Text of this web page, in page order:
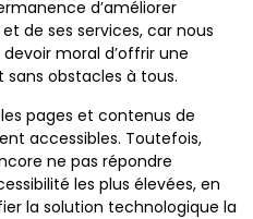
d’améliorer
de ses services, car nous
moral d’offrir une
obstacles à tous.
pages et contenus de
accessibles. Toutefois,
ne pas répondre
les plus élevées, en
la solution technologique la